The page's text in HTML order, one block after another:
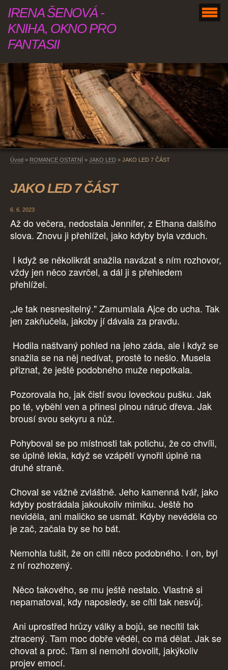
IRENA ŠENOVÁ -
KNIHA, OKNO PRO
FANTASII
Úvod » ROMANCE OSTATNÍ » JAKO LED » JAKO LED 7 ČÁST
JAKO LED 7 ČÁST
6. 6. 2023
Až do večera, nedostala Jennifer, z Ethana dalšího
slova. Znovu ji přehlížel, jako kdyby byla vzduch.
I když se několikrát snažila navázat s ním rozhovor,
vždy jen něco zavrčel, a dál ji s přehledem
přehlížel.
„Je tak nesnesitelný." Zamumlala Ajce do ucha. Tak
jen zakňučela, jakoby jí dávala za pravdu.
Hodila naštvaný pohled na jeho záda, ale i když se
snažila se na něj nedívat, prostě to nešlo. Musela
přiznat, že ještě podobného muže nepotkala.
Pozorovala ho, jak čistí svou loveckou pušku. Jak
po té, vyběhl ven a přinesl plnou náruč dřeva. Jak
brousí svou sekyru a nůž.
Pohyboval se po místnosti tak potichu, že co chvíli,
se úplně lekla, když se vzápětí vynořil úplně na
druhé straně.
Choval se vážně zvláštně. Jeho kamenná tvář, jako
kdyby postrádala jakoukoliv mimiku. Ještě ho
neviděla, ani maličko se usmát. Kdyby nevěděla co
je zač, začala by se ho bát.
Nemohla tušit, že on cítil něco podobného. I on, byl
z ní rozhozený.
Něco takového, se mu ještě nestalo. Vlastně si
nepamatoval, kdy naposledy, se cítil tak nesvůj.
Ani uprostřed hrůzy války a bojů, se necítil tak
ztracený. Tam moc dobře věděl, co má dělat. Jak se
chovat a proč. Tam si nemohl dovolit, jakýkoliv
projev emocí.